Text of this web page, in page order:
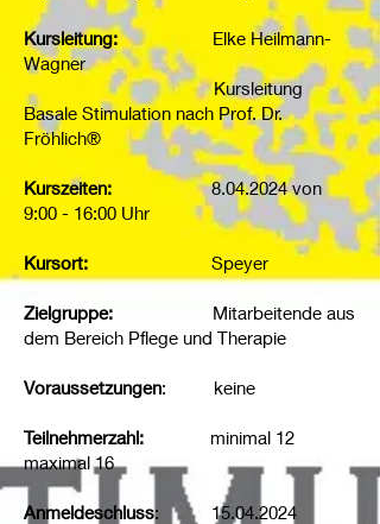
Kursleitung:Elke Heilmann-
Wagner
Kursleitung
Basale Stimulation nach Prof. Dr.
Fröhlich®
Kurszeiten: 8.04.2024von
9:00 - 16:00 Uhr
Kursort: Speyer
Zielgruppe: Mitarbeitende aus
dem Bereich Pflege und Therapie
Voraussetzungen: keine
Teilnehmerzahl: minimal 12
maximal 16
Anmeldeschluss: 15.04.2024